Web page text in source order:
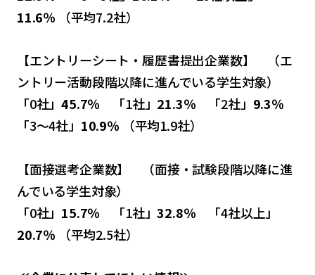
11.6％ （平均7.2社）
【エントリーシート・履歴書提出企業数】 （エ
ントリー活動段階以降に進んでいる学生対象）
「0社」45.7％ 「1社」 21.3％ 「2社」 9.3％
「3～4社」 10.9％ （平均1.9社）
【面接選考企業数】 （面接・試験段階以降に進
んでいる学生対象）
「0社」 15.7％ 「1社」32.8％ 「4社以上」
20.7％ （平均2.5社）